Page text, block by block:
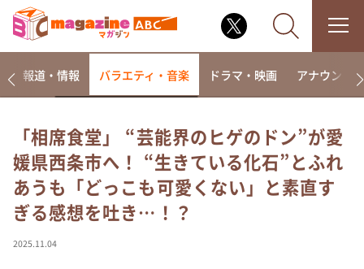
なるみ・岡村の過ぎるTV
相席食堂
これ余談なんですけど・・・
～人生密着トークバラエティ！～ やすとものいたっ
て真剣です
報道・情報 バラエティ・音楽 ドラマ・映画 アナウンサー
「相席食堂」 “芸能界のヒゲのドン”が愛
媛県西条市へ！ “生きている化石”とふれ
あうも「どっこも可愛くない」と素直す
ぎる感想を吐き…！？
2025.11.04